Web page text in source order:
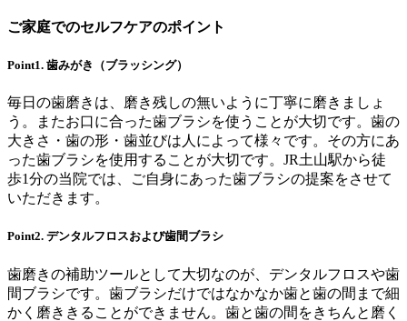
ご家庭でのセルフケアのポイント
Point1. 歯みがき（ブラッシング）
毎日の歯磨きは、磨き残しの無いように丁寧に磨きましょ
う。またお口に合った歯ブラシを使うことが大切です。歯の
大きさ・歯の形・歯並びは人によって様々です。その方にあ
った歯ブラシを使用することが大切です。JR土山駅から徒
歩1分の当院では、ご自身にあった歯ブラシの提案をさせて
いただきます。
Point2. デンタルフロスおよび歯間ブラシ
歯磨きの補助ツールとして大切なのが、デンタルフロスや歯
間ブラシです。歯ブラシだけではなかなか歯と歯の間まで細
かく磨ききることができません。歯と歯の間をきちんと磨く